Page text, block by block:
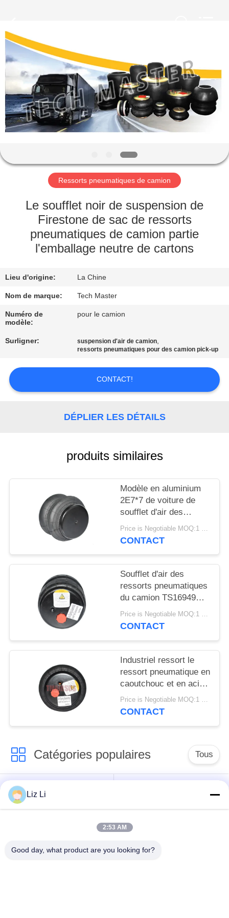
MAISON
DES
PRODUITS
VIDÉOS
À
PROPOS
NOUS
VISITE
L'USINE
CONTRÔLE
QUALITÉ
NOUS
DEMANDER
UN DEVIS
INTIMITÉ
POLITIQUE
co.ltd.
All
Ressorts pneumatiques de camion
Le soufflet noir de suspension de
Firestone de sac de ressorts
pneumatiques de camion partie
l'emballage neutre de cartons
Lieu d'origine: La Chine
Nom de marque: Tech Master
Numéro de
modèle:
pour le camion
Surligner: suspension d'air de camion,
ressorts pneumatiques pour des camion pick-up
CONTACT!
DÉPLIER LES DÉTAILS
produits similaires
Modèle en aluminium
2E7*7 de voiture de
soufflet d'air des
ressorts pneumatiques
de camion 2S120-17
Price is Negotiable MOQ:1 PC
CONTACT
Soufflet d'air des
ressorts pneumatiques
du camion TS16949
2S2300 2E2300
Price is Negotiable MOQ:1 PC
CONTACT
Industriel ressort le
ressort pneumatique en
caoutchouc et en acier
de 2E6*6 2S70-13
Price is Negotiable MOQ:1 PC
CONTACT
Catégories populaires Tous
Choc de suspension
d'air
benz
pièces de suspension
Liz Li
2:53 AM
Good day, what product are you looking for?